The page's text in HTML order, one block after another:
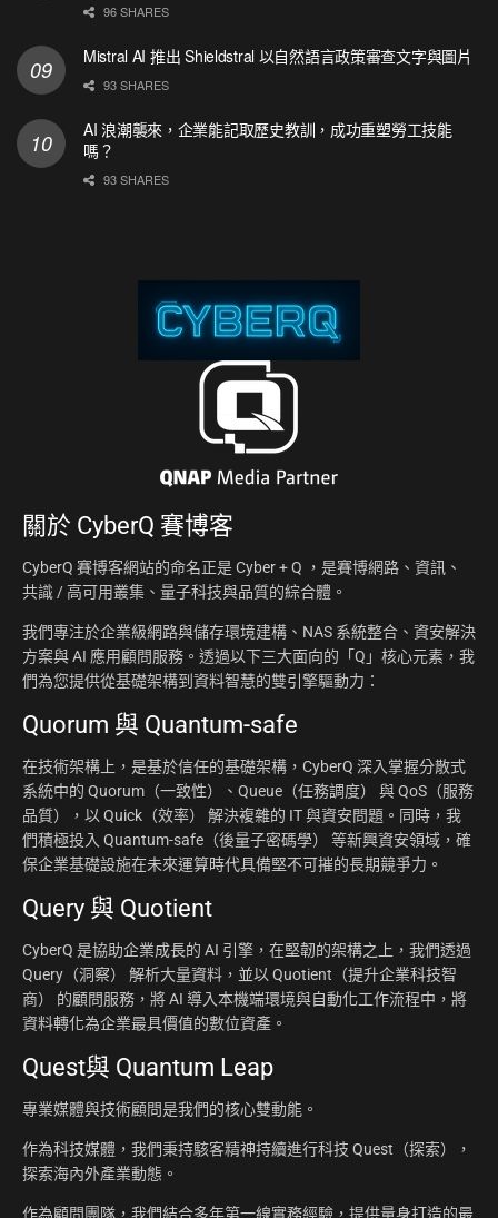
96 SHARES
Mistral AI 推出 Shieldstral 以自然語言政策審查文字與圖片
93 SHARES
AI 浪潮襲來，企業能記取歷史教訓，成功重塑勞工技能
嗎？
93 SHARES
關於 CyberQ 賽博客
CyberQ 賽博客網站的命名正是 Cyber + Q ，是賽博網路、資訊、
共識 / 高可用叢集、量子科技與品質的綜合體。
我們專注於企業級網路與儲存環境建構、NAS 系統整合、資安解決
方案與 AI 應用顧問服務。透過以下三大面向的「Q」核心元素，我
們為您提供從基礎架構到資料智慧的雙引擎驅動力：
Quorum 與 Quantum-safe
在技術架構上，是基於信任的基礎架構，CyberQ 深入掌握分散式
系統中的 Quorum（一致性）、Queue（任務調度） 與 QoS（服務
品質），以 Quick（效率） 解決複雜的 IT 與資安問題。同時，我
們積極投入 Quantum-safe（後量子密碼學） 等新興資安領域，確
保企業基礎設施在未來運算時代具備堅不可摧的長期競爭力。
Query 與 Quotient
CyberQ 是協助企業成長的 AI 引擎，在堅韌的架構之上，我們透過
Query（洞察） 解析大量資料，並以 Quotient（提升企業科技智
商） 的顧問服務，將 AI 導入本機端環境與自動化工作流程中，將
資料轉化為企業最具價值的數位資產。
Quest與 Quantum Leap
專業媒體與技術顧問是我們的核心雙動能。
作為科技媒體，我們秉持駭客精神持續進行科技 Quest（探索），
探索海內外產業動態。
作為顧問團隊，我們結合多年第一線實務經驗，提供量身打造的最